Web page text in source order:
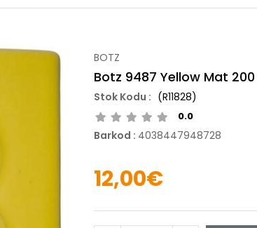
BOTZ
Botz 9487 Yellow Mat
(R11828)
0.0
Barkod : 4038447948728
12,00€